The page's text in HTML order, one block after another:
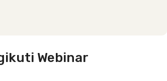
Webinar